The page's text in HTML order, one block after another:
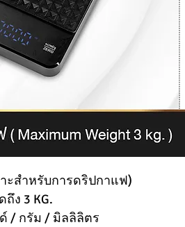
ะสำหรับการดริปกาแฟ)
ง 3 KG.
/ กรัม / มิลลิลิตร